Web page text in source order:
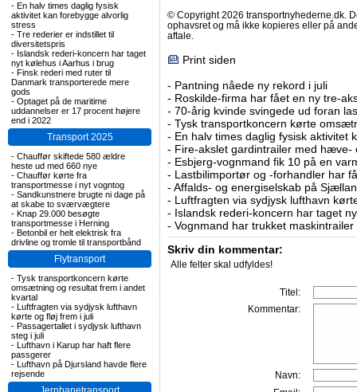
- En halv times daglig fysisk
aktivitet kan forebygge alvorlig
stress
- Tre rederier er indstillet til
diversitetspris
- Islandsk rederi-koncern har taget
nyt kølehus i Aarhus i brug
- Finsk rederi med ruter til
Danmark transporterede mere
gods
- Optaget på de maritime
uddannelser er 17 procent højere
end i 2022
Transport 2025
- Chauffør skiftede 580 ældre
heste ud med 660 nye
- Chauffør kørte fra
transportmesse i nyt vogntog
- Sandkunstnere brugte ni dage på
at skabe to sværvægtere
- Knap 29.000 besøgte
transportmesse i Herning
- Betonbil er helt elektrisk fra
drivline og tromle til transportbånd
Flytransport
- Tysk transportkoncern kørte
omsætning og resultat frem i andet
kvartal
- Luftfragten via sydjysk lufthavn
kørte og fløj frem i juli
- Passagertallet i sydjysk lufthavn
steg i juli
- Lufthavn i Karup har haft flere
passgerer
- Lufthavn på Djursland havde flere
rejsende
© Copyright 2026 transportnyhederne.dk.
ophavsret og må ikke kopieres eller på
aftale.
Print siden
- Pantning nåede ny rekord i juli
- Roskilde-firma har fået en ny tre-
- 70-årig kvinde svingede ud foran
- Tysk transportkoncern kørte
- En halv times daglig fysisk aktivitet
- Fire-akslet gardintrailer med hæve-
- Esbjerg-vognmand fik 10 på en
- Lastbilimportør og -forhandler har
- Affalds- og energiselskab på
- Luftfragten via sydjysk lufthavn
- Islandsk rederi-koncern har taget
- Vognmand har trukket
Skriv din kommentar:
Alle felter skal udfyldes!
Titel:
Kommentar:
Navn: